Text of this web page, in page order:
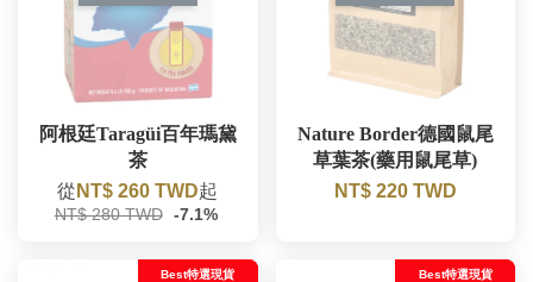
阿根廷Taragüi百年瑪黛
茶
從 NT$ 260 TWD起
NT$ 280 TWD -7.1%
Nature Border德國鼠尾
草葉茶(藥用鼠尾草)
NT$ 220 TWD
Best特選現貨 Best特選現貨